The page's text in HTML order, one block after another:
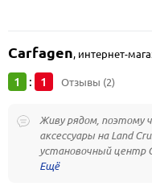
Carfagen, интернет-
1 : 1 Отзывы (2)
Живу рядом, поэтому
аксессуары на Land
установочный центр